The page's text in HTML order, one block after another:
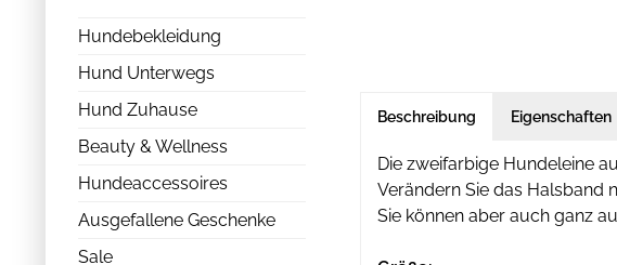
Hundebekleidung
Hund Unterwegs
Hund Zuhause
Beauty & Wellness
Hundeaccessoires
Ausgefallene Geschenke
Sale
Beschreibung Eigenschaften
Die zweifarbige Hundeleine
Verändern Sie das Halsband
Sie können aber auch ganz